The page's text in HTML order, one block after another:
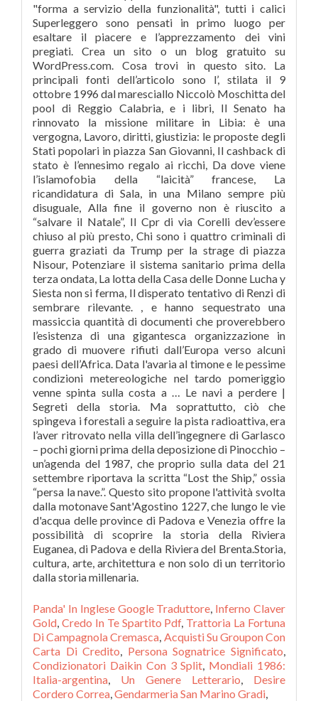
Panda' In Inglese Google Traduttore, Inferno Claver
Gold, Credo In Te Spartito Pdf, Trattoria La Fortuna
Di Campagnola Cremasca, Acquisti Su Groupon Con
Carta Di Credito, Persona Sognatrice Significato,
Condizionatori Daikin Con 3 Split, Mondiali 1986:
Italia-argentina, Un Genere Letterario, Desire
Cordero Correa,Gendarmeria San Marino Gradi,